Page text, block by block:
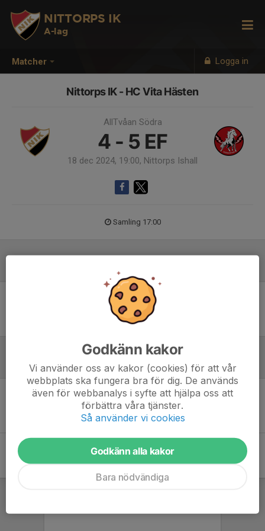
Matcher Logga in
NITTORPS IK
A-lag
Nittorps IK - HC Vita Hästen
AllTvåan Södra
4 - 5 EF
18 dec 2024, 19:00, Nittorps Ishall
Samling 17:00
Ingen uppställning ifylld
Referat
Inget referat skrivet
Godkänn kakor
Vi använder oss av kakor (cookies) för att vår
webbplats ska fungera bra för dig. De används
även för webbanalys i syfte att hjälpa oss att
förbättra våra tjänster.
Så använder vi cookies
Godkänn alla kakor
Bara nödvändiga